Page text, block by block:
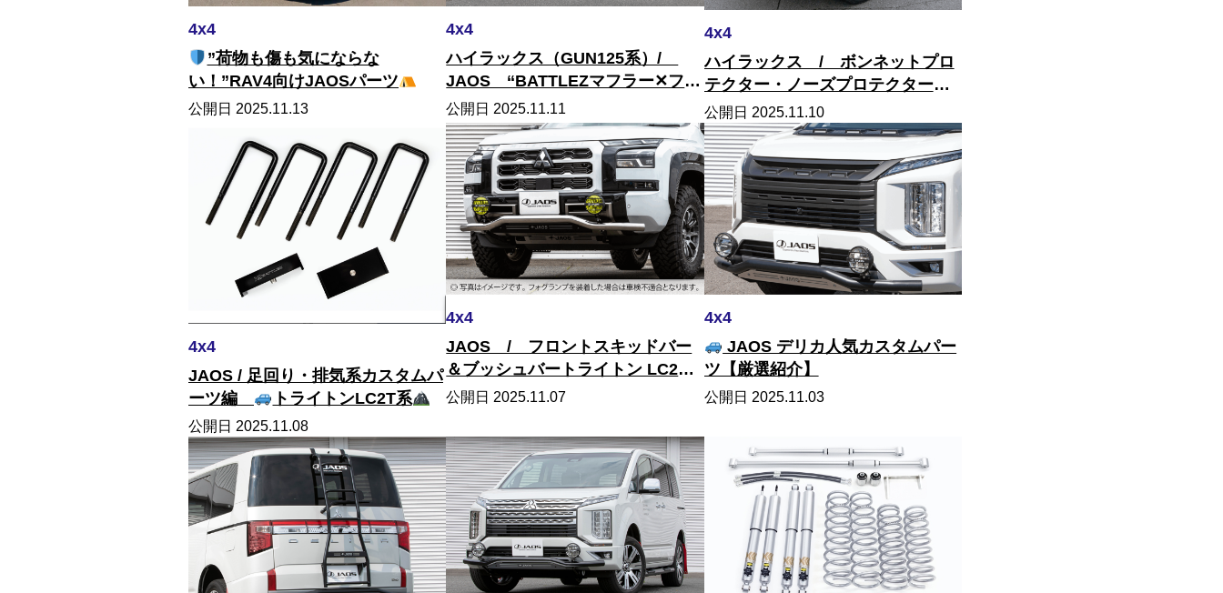
4x4
”荷物も傷も気にならな
い！”RAV4向けJAOSパーツ
公開日 2025.11.13
4x4
ハイラックス（GUN125系）/
JAOS ‘‘BATTLEZマフラー✕フェ
ンダーガーニッシュ type-X‘‘
公開日 2025.11.11
4x4
ハイラックス / ボンネットプロ
テクター・ノーズプロテクター・
フロントグリルガーニッシュで、
クルマの表情をSUV感満載に！
公開日 2025.11.10
4x4
JAOS / 足回り・排気系カスタムパ
ーツ編
トライトンLC2T系
公開日 2025.11.08
4x4
JAOS / フロントスキッドバー
＆ブッシュバートライトン LC2T
系
公開日 2025.11.07
4x4
JAOS デリカ人気カスタムパー
ツ【厳選紹介】
公開日 2025.11.03